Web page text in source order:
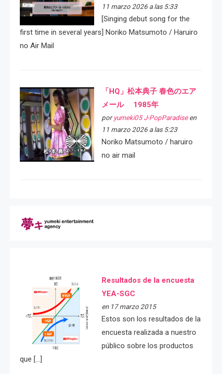
11 marzo 2026 a las 5:33
[Singing debut song for the
first time in several years] Noriko Matsumoto / Haruiro
no Air Mail
「HQ」松本典子 春色のエア
メール 1985年
por yumeki05 J-PopParadiseen
11 marzo 2026 a las 5:23
Noriko Matsumoto / haruiro
no air mail
Resultados de la encuesta
YEA-SGC
en 17 marzo 2015
Estos son los resultados de la
encuesta realizada a nuestro
público sobre los productos
que […]